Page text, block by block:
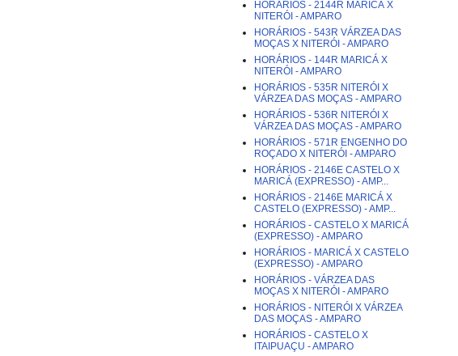
HORÁRIOS - 2144R MARICÁ X
NITERÓI - AMPARO
HORÁRIOS - 543R VÁRZEA DAS
MOÇAS X NITERÓI - AMPARO
HORÁRIOS - 144R MARICÁ X
NITERÓI - AMPARO
HORÁRIOS - 535R NITERÓI X
VÁRZEA DAS MOÇAS - AMPARO
HORÁRIOS - 536R NITERÓI X
VÁRZEA DAS MOÇAS - AMPARO
HORÁRIOS - 571R ENGENHO DO
ROÇADO X NITERÓI - AMPARO
HORÁRIOS - 2146E CASTELO X
MARICÁ (EXPRESSO) - AMP...
HORÁRIOS - 2146E MARICÁ X
CASTELO (EXPRESSO) - AMP...
HORÁRIOS - CASTELO X MARICÁ
(EXPRESSO) - AMPARO
HORÁRIOS - MARICÁ X CASTELO
(EXPRESSO) - AMPARO
HORÁRIOS - VÁRZEA DAS
MOÇAS X NITERÓI - AMPARO
HORÁRIOS - NITERÓI X VÁRZEA
DAS MOÇAS - AMPARO
HORÁRIOS - CASTELO X
ITAIPUAÇU - AMPARO